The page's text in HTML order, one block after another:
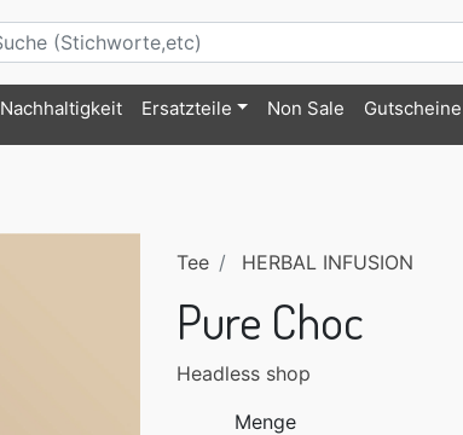
Nachhaltigkeit Ersatzteile Non Sale Gutscheine
Tee HERBAL INFUSION
Pure Choc
Headless shop
Menge